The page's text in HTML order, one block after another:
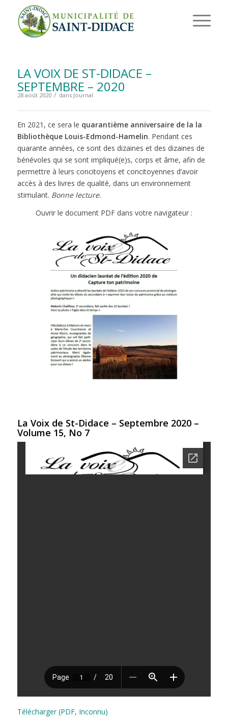
LA VOIX DE ST-DIDACE –
SEPTEMBRE – 2020
28 août 2020 / dans Journal
En 2021, ce sera le quarantième anniversaire de la la
Bibliothèque Louis-Edmond-Hamelin. Pendant ces
quarante années, ce sont des dizaines et des dizaines de
bénévoles qui se sont impliqué(e)s, corps et âme, afin de
permettre à leurs concitoyens et concitoyennes d’avoir
accès à des livres de qualité, dans un environnement
stimulant. Bonne lecture.
Ouvrir le document PDF dans votre navigateur :
La Voix de St-Didace – Septembre 2020 –
Volume 15, No 7
Télécharger (PDF, Inconnu)